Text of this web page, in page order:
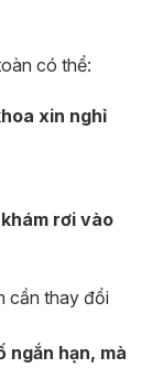
có thể:
xin nghỉ
rơi vào
cần thay đổi
ngắn hạn, mà